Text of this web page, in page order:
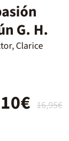
G. H.
Clarice
16,95€